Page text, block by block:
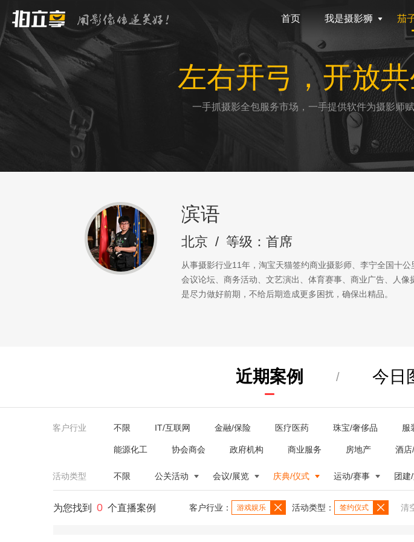
首页 我是摄影狮 茄
左右开弓，开放共
一手抓摄影全包服务市场，一手提供软件为摄影师
滨语
北京 / 等级：首席
从事摄影行业11年，淘宝天猫签约商业摄影师、李宁全国十
会议论坛、商务活动、文艺演出、体育赛事、商业广告、人
是尽力做好前期，不给后期造成更多困扰，确保出精品。
近期案例 / 今日
客户行业 不限 IT/互联网 金融/保险 医疗医药 珠宝/奢侈品 服
能源化工 协会商会 政府机构 商业服务 房地产 酒店
活动类型 不限 公关活动 会议/展览 庆典/仪式 运动/赛事 团建
为您找到 0 个直播案例 客户行业： 游戏娱乐 活动类型： 签约仪式 清